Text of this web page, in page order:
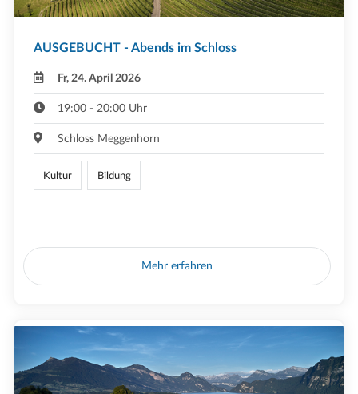
AUSGEBUCHT - Abends im Schloss
Fr, 24. April 2026
19:00 - 20:00 Uhr
Schloss Meggenhorn
Kultur Bildung
Mehr erfahren